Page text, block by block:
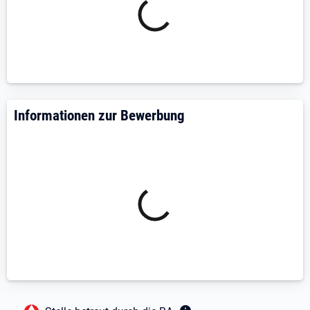
Informationen zur Bewerbung